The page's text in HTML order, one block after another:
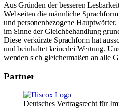
Aus Gründen der besseren
Webseiten die männliche
und personenbezogene
im Sinne der Gleichbehandlung
Diese verkürzte Sprachform hat
und beinhaltet keinerlei Wertung.
wenden sich gleichermaßen an alle
Partner
Deutsches Vertragsrecht für